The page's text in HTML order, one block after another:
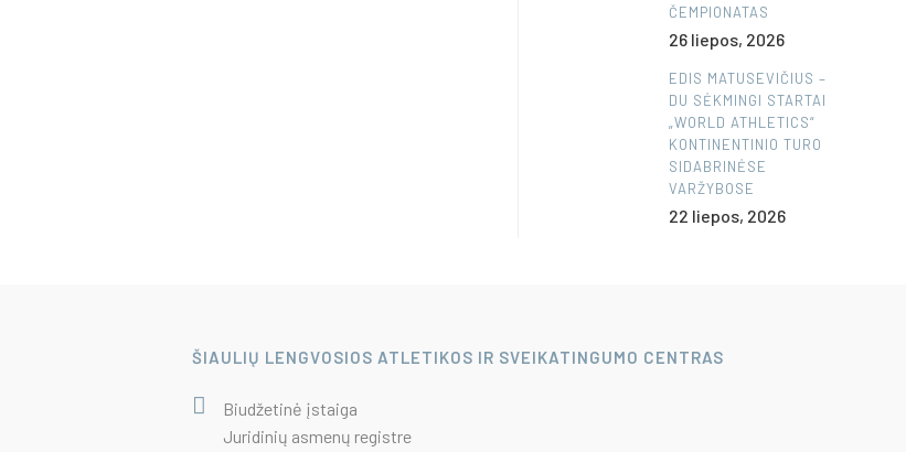
ČEMPIONATAS
26 liepos, 2026
EDIS MATUSEVIČIUS –
DU SĖKMINGI STARTAI
„WORLD ATHLETICS“
KONTINENTINIO TURO
SIDABRINĖSE
VARŽYBOSE
22 liepos, 2026
ŠIAULIŲ LENGVOSIOS ATLETIKOS IR SVEIKATINGUMO CENTRAS
Biudžetinė įstaiga
Juridinių asmenų registre